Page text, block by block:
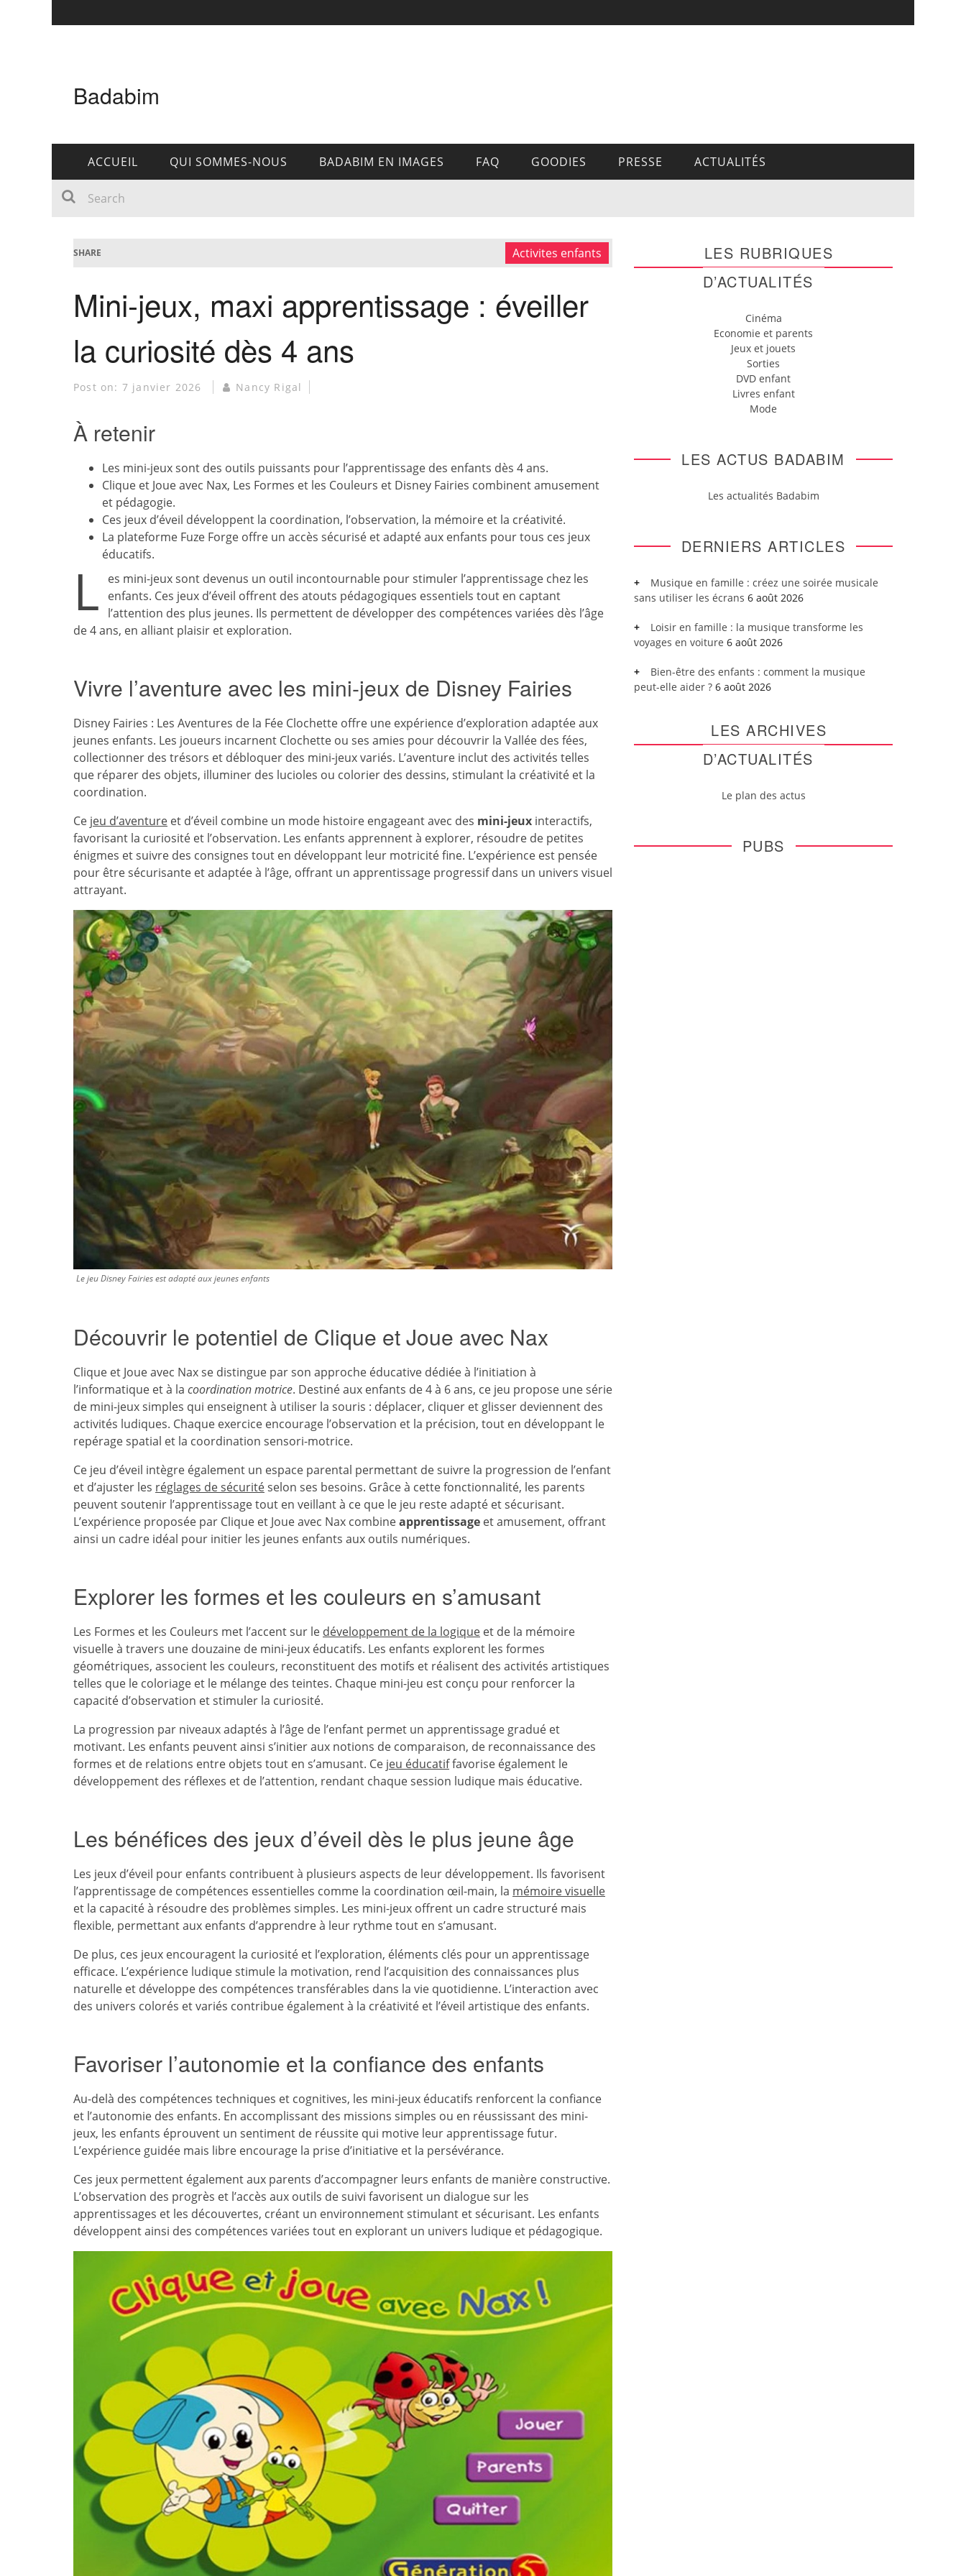
Badabim
ACCUEIL QUI SOMMES-NOUS BADABIM EN IMAGES FAQ GOODIES PRESSE ACTUALITÉS
SHARE Activites enfants
Mini-jeux, maxi apprentissage : éveiller
la curiosité dès 4 ans
Post on: 7 janvier 2026 Nancy Rigal
À retenir
Les mini-jeux sont des outils puissants pour l’apprentissage des enfants dès 4 ans.
Clique et Joue avec Nax, Les Formes et les Couleurs et Disney Fairies combinent amusement
et pédagogie.
Ces jeux d’éveil développent la coordination, l’observation, la mémoire et la créativité.
La plateforme Fuze Forge offre un accès sécurisé et adapté aux enfants pour tous ces jeux
éducatifs.
L
es mini-jeux sont devenus un outil incontournable pour stimuler l’apprentissage chez les
enfants. Ces jeux d’éveil offrent des atouts pédagogiques essentiels tout en captant
l’attention des plus jeunes. Ils permettent de développer des compétences variées dès l’âge
de 4 ans, en alliant plaisir et exploration.
Vivre l’aventure avec les mini-jeux de Disney Fairies
Disney Fairies : Les Aventures de la Fée Clochette offre une expérience d’exploration adaptée aux
jeunes enfants. Les joueurs incarnent Clochette ou ses amies pour découvrir la Vallée des fées,
collectionner des trésors et débloquer des mini-jeux variés. L’aventure inclut des activités telles
que réparer des objets, illuminer des lucioles ou colorier des dessins, stimulant la créativité et la
coordination.
Ce jeu d’aventure et d’éveil combine un mode histoire engageant avec des mini-jeux interactifs,
favorisant la curiosité et l’observation. Les enfants apprennent à explorer, résoudre de petites
énigmes et suivre des consignes tout en développant leur motricité fine. L’expérience est pensée
pour être sécurisante et adaptée à l’âge, offrant un apprentissage progressif dans un univers visuel
attrayant.
Le jeu Disney Fairies est adapté aux jeunes enfants
Découvrir le potentiel de Clique et Joue avec Nax
Clique et Joue avec Nax se distingue par son approche éducative dédiée à l’initiation à
l’informatique et à la coordination motrice. Destiné aux enfants de 4 à 6 ans, ce jeu propose une série
de mini-jeux simples qui enseignent à utiliser la souris : déplacer, cliquer et glisser deviennent des
activités ludiques. Chaque exercice encourage l’observation et la précision, tout en développant le
repérage spatial et la coordination sensori-motrice.
Ce jeu d’éveil intègre également un espace parental permettant de suivre la progression de l’enfant
et d’ajuster les réglages de sécuritéselon ses besoins. Grâce à cette fonctionnalité, les parents
peuvent soutenir l’apprentissage tout en veillant à ce que le jeu reste adapté et sécurisant.
L’expérience proposée par Clique et Joue avec Nax combineapprentissage et amusement, offrant
ainsi un cadre idéal pour initier les jeunes enfants aux outils numériques.
Explorer les formes et les couleurs en s’amusant
Les Formes et les Couleurs met l’accent sur le développement de la logique et de la mémoire
visuelle à travers une douzaine de mini-jeux éducatifs. Les enfants explorent les formes
géométriques, associent les couleurs, reconstituent des motifs et réalisent des activités artistiques
telles que le coloriage et le mélange des teintes. Chaque mini-jeu est conçu pour renforcer la
capacité d’observation et stimuler la curiosité.
La progression par niveaux adaptés à l’âge de l’enfant permet un apprentissage gradué et
motivant. Les enfants peuvent ainsi s’initier aux notions de comparaison, de reconnaissance des
formes et de relations entre objets tout en s’amusant. Ce jeu éducatiffavorise également le
développement des réflexes et de l’attention, rendant chaque session ludique mais éducative.
Les bénéfices des jeux d’éveil dès le plus jeune âge
Les jeux d’éveil pour enfants contribuent à plusieurs aspects de leur développement. Ils favorisent
l’apprentissage de compétences essentielles comme la coordination œil-main, la mémoire visuelle
et la capacité à résoudre des problèmes simples. Les mini-jeux offrent un cadre structuré mais
flexible, permettant aux enfants d’apprendre à leur rythme tout en s’amusant.
De plus, ces jeux encouragent la curiosité et l’exploration, éléments clés pour un apprentissage
efficace. L’expérience ludique stimule la motivation, rend l’acquisition des connaissances plus
naturelle et développe des compétences transférables dans la vie quotidienne. L’interaction avec
des univers colorés et variés contribue également à la créativité et l’éveil artistique des enfants.
Favoriser l’autonomie et la confiance des enfants
Au-delà des compétences techniques et cognitives, les mini-jeux éducatifs renforcent la confiance
et l’autonomie des enfants. En accomplissant des missions simples ou en réussissant des mini-
jeux, les enfants éprouvent un sentiment de réussite qui motive leur apprentissage futur.
L’expérience guidée mais libre encourage la prise d’initiative et la persévérance.
Ces jeux permettent également aux parents d’accompagner leurs enfants de manière constructive.
L’observation des progrès et l’accès aux outils de suivi favorisent un dialogue sur les
apprentissages et les découvertes, créant un environnement stimulant et sécurisant. Les enfants
développent ainsi des compétences variées tout en explorant un univers ludique et pédagogique.
LES RUBRIQUES
D’ACTUALITÉS
Cinéma
Economie et parents
Jeux et jouets
Sorties
DVD enfant
Livres enfant
Mode
LES ACTUS BADABIM
Les actualités Badabim
DERNIERS ARTICLES
Musique en famille : créez une soirée musicale
sans utiliser les écrans 6 août 2026
Loisir en famille : la musique transforme les
voyages en voiture 6 août 2026
Bien-être des enfants : comment la musique
peut-elle aider ? 6 août 2026
LES ARCHIVES
D’ACTUALITÉS
Le plan des actus
PUBS